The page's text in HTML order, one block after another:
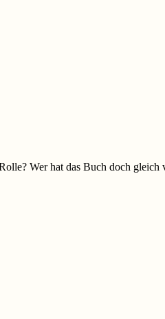
Wer hat das Buch doch